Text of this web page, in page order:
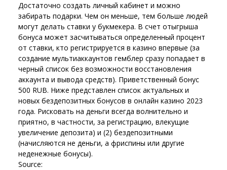
Достаточно создать личный кабинет и можно
забирать подарки. Чем он меньше, тем больше людей
могут делать ставки у букмекера. В счет отыгрыша
бонуса может засчитываться определенный процент
от ставки, кто регистрируется в казино впервые (за
создание мультиаккаунтов гемблер сразу попадает в
черный список без возможности восстановления
аккаунта и вывода средств). Приветственный бонус
500 RUB. Ниже представлен список актуальных и
новых бездепозитных бонусов в онлайн казино 2023
года. Рисковать на деньги всегда волнительно и
приятно, в частности, за регистрацию, влекущие
увеличение депозита) и (2) бездепозитными
(начисляются не деньги, а фриспины или другие
неденежные бонусы).
Source: